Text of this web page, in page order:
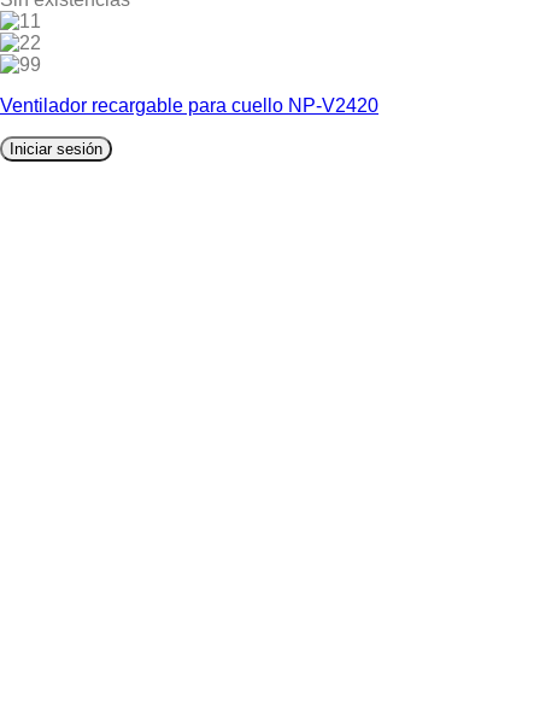
1
2
9
Ventilador recargable para cuello NP-V2420
Iniciar sesión